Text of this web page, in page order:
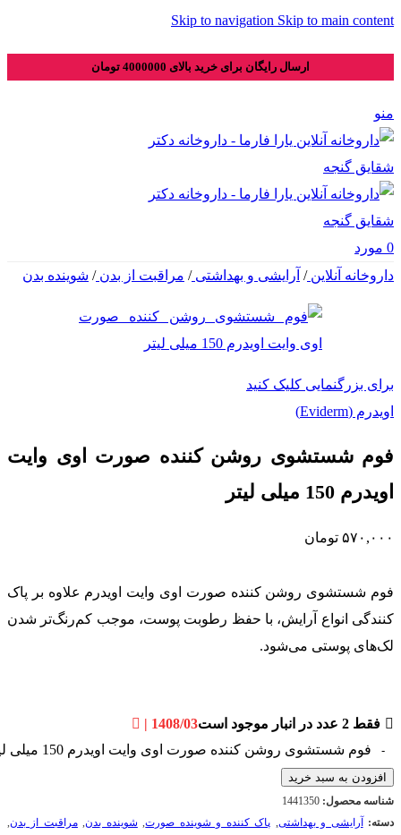
Skip to navigation Skip to main content
ارسال رایگان برای خرید بالای 4000000 تومان
منو
0 مورد
داروخانه آنلاین/ آرایشی و بهداشتی/ مراقبت از بدن/ شوینده بدن
برای بزرگنمایی کلیک کنید
اویدرم (Eviderm)
فوم شستشوی روشن کننده صورت اوی وایت
اویدرم 150 میلی لیتر
۵۷۰,۰۰۰ تومان
فوم شستشوی روشن کننده صورت اوی وایت اویدرم علاوه بر پاک
کنندگی انواع آرایش، با حفظ رطوبت پوست، موجب کم‌رنگ‌تر شدن
لک‌های پوستی می‌شود.
فقط 2 عدد در انبار موجود است
| 1408/03
فوم شستشوی روشن کننده صورت اوی وایت اویدرم 150 میلی لیتر عدد
افزودن به سبد خرید
شناسه محصول: 1441350
دسته:
آرایشی و بهداشتی, پاک کننده و شوینده صورت, شوینده بدن, مراقبت از بدن,